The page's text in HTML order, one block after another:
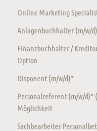
Online Marketing
Anlagenbuchhalter (m/w/
Finanzbuchhalter /
Option
Disponent (m/w/d)*
Personalreferent (m/w/d)*
Möglichkeit
Sachbearbeiter